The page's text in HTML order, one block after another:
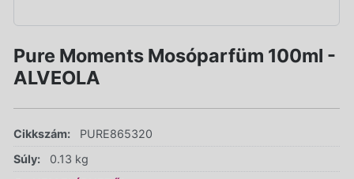
Pure Moments Mosóparfüm 100ml -
ALVEOLA
Cikkszám:
PURE865320
Súly:
0.13 kg